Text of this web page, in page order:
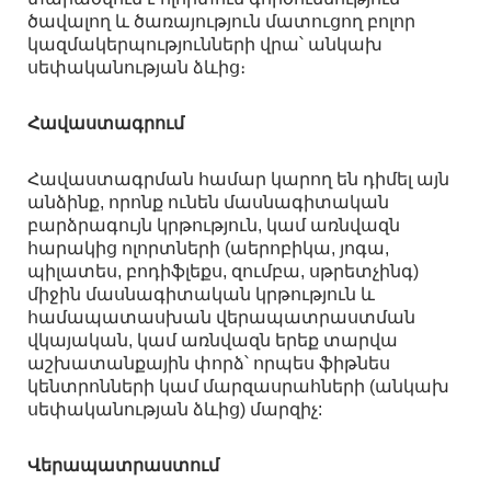
ծավալող և ծառայություն մատուցող բոլոր
կազմակերպությունների վրա՝ անկախ
սեփականության ձևից։
Հավաստագրում
Հավաստագրման համար կարող են դիմել այն
անձինք, որոնք ունեն մասնագիտական
բարձրագույն կրթություն, կամ առնվազն
հարակից ոլորտների (աերոբիկա, յոգա,
պիլատես, բոդիֆլեքս, զումբա, սթրետչինգ)
միջին մասնագիտական կրթություն և
համապատասխան վերապատրաստման
վկայական, կամ առնվազն երեք տարվա
աշխատանքային փորձ՝ որպես ֆիթնես
կենտրոնների կամ մարզասրահների (անկախ
սեփականության ձևից) մարզիչ:
Վերապատրաստում